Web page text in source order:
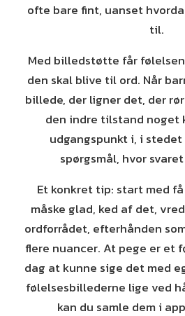
ofte bare fint, uanset
til.
Med billedstøtte får
den skal blive til ord. Når
billede, der ligner det, der
den indre tilstand noget
udgangspunkt i, i
spørgsmål, hvor
Et konkret tip: start med
måske glad, ked af det,
ordforrådet, efterhånden
flere nuancer. At pege er et
dag at kunne sige det med
følelsesbillederne lige ved
kan du samle dem i